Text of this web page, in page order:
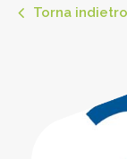
Torna indietro